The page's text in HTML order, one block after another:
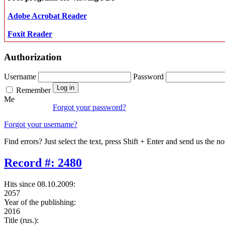
Adobe Acrobat Reader
Foxit Reader
Authorization
Username
Password
Remember
Me
Forgot your password?
Forgot your username?
Find errors? Just select the text, press Shift + Enter and send us the
Record #: 2480
Hits since 08.10.2009:
2057
Year of the publishing:
2016
Title (rus.):